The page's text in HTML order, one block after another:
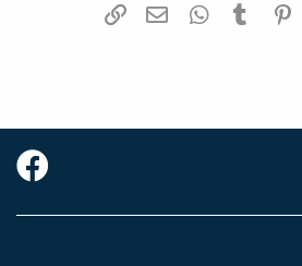
Reddit
Pinterest
Tumblr
WhatsAppדואר אלקטרוני